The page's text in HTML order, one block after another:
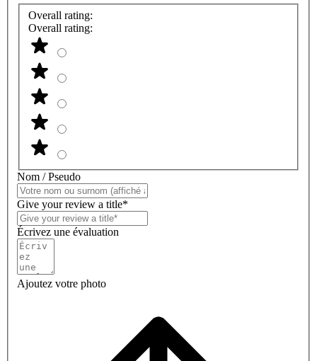
Overall rating:
Overall rating:
Nom / Pseudo
Give your review a title*
Écrivez une évaluation
Ajoutez votre photo